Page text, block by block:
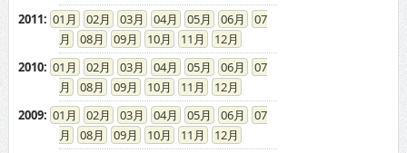
2011: 01 02 03 04 05 06
07
08
09 10 11
12
2010: 01 02 03 04 05 06
07
08
09 10 11
12
2009: 01 02 03 04 05 06
07
08
09 10 11
12